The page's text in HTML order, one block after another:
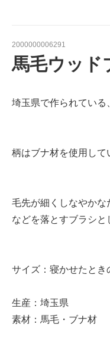
2000000006291
馬毛ウッド
埼玉県で作られている
柄はブナ材を使用して
毛先が細くしなやかな
などを落とすブラシと
サイズ：寝かせたとき
生産：埼玉県
素材：馬毛・ブナ材